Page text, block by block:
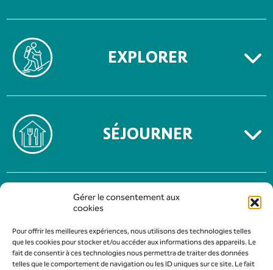
Gérer le consentement aux
cookies
Pour offrir les meilleures expériences, nous utilisons des technologies telles
que les cookies pour stocker et/ou accéder aux informations des appareils. Le
fait de consentir à ces technologies nous permettra de traiter des données
telles que le comportement de navigation ou les ID uniques sur ce site. Le fait
EXPLORER
SÉJOURNER
MENTIONS LÉGALES
POLITIQUE DE CONFIDENTIALITÉ